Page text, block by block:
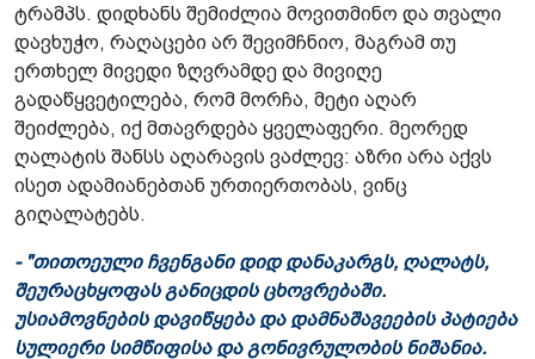
ტრამპს. დიდხანს შემიძლია მოვითმინო და თვალი
დავხუჭო, რაღაცები არ შევიმჩნიო, მაგრამ თუ
ერთხელ მივედი ზღვრამდე და მივიღე
გადაწყვეტილება, რომ მორჩა, მეტი აღარ
შეიძლება, იქ მთავრდება ყველაფერი. მეორედ
ღალატის შანსს აღარავის ვაძლევ: აზრი არა აქვს
ისეთ ადამიანებთან ურთიერთობას, ვინც
გიღალატებს.
- "თითოეული ჩვენგანი დიდ დანაკარგს, ღალატს,
შეურაცხყოფას განიცდის ცხოვრებაში.
უსიამოვნების დავიწყება და დამნაშავეების პატიება
სულიერი სიმწიფისა და გონივრულობის ნიშანია.